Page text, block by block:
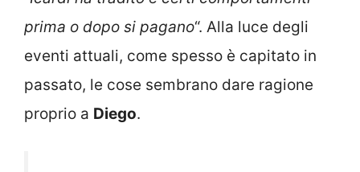
prima o dopo si pagano“. Alla luce degli
eventi attuali, come spesso è capitato in
passato, le cose sembrano dare ragione
proprio a Diego.